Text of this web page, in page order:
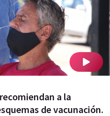
a la
de vacunación.